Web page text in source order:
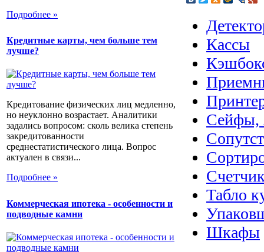
Подробнее »
Кредитные карты, чем больше тем
лучше?
Кредитование физических лиц медленно,
но неуклонно возрастает. Аналитики
задались вопросом: сколь велика степень
закредитованности
среднестатистического лица. Вопрос
актуален в связи...
Подробнее »
Коммерческая ипотека - особенности и
подводные камни
Кассы
Сейфы,
Табло
Шкафы